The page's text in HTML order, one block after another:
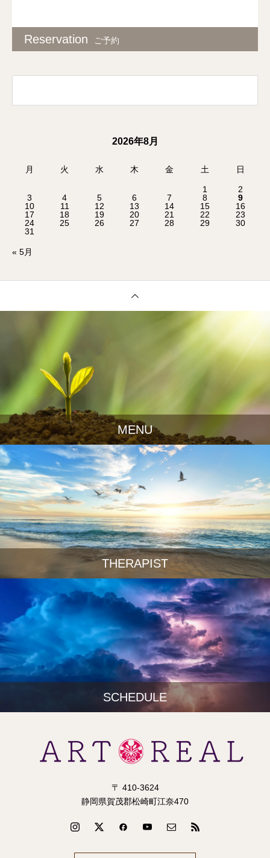
Reservation ご予約
2026年8月
月 火 水 木 金 土 日
1
2
3
4 5 6 7 8
9
10
11 12 13 14 15
16
17
18 19 20 21 22
23
24
25 26 27 28 29
30
31
« 5月
MENU
THERAPIST
SCHEDULE
〒 410-3624
静岡県賀茂郡松崎町江奈470